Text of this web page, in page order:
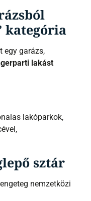
kategória
egy garázs,
lakást
lakóparkok,
sztár
nemzetközi